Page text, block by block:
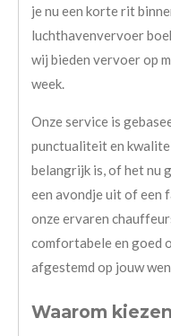
je nu een korte rit
luchthavenvervoer
wij bieden vervoer op
week.
Onze service is
punctualiteit en
belangrijk is, of het nu
een avondje uit of een
onze ervaren
comfortabele en goed
afgestemd op jouw
Waarom